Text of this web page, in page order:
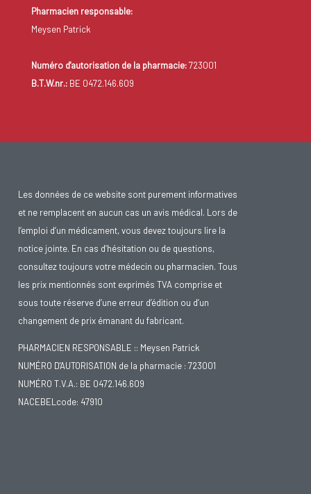
Pharmacien responsable:
Meysen Patrick
Numéro d'autorisation de la pharmacie:723001
B.T.W.nr.:BE 0472.146.609
Les données de ce website sont purement informatives
et ne remplacent en aucun cas un avis médical. Lors de
l’emploi d’un médicament, vous devez toujours lire la
notice jointe. En cas d’hésitation ou de questions,
consultez toujours votre médecin ou pharmacien. Tous
les prix mentionnés sont exprimés TVA comprise et
sous toute réserve d’une erreur d’édition ou d’un
changement de prix émanant du fabricant.
PHARMACIEN RESPONSABLE :: Meysen Patrick
NUMÉRO D'AUTORISATION de la pharmacie : 723001
NUMÉRO T.V.A.: BE 0472.146.609
NACEBELcode: 47910